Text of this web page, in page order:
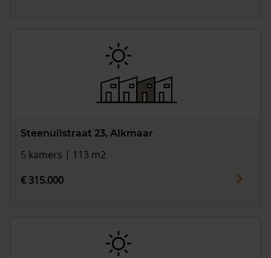
Steenuilstraat 23, Alkmaar
5 kamers | 113 m2
€ 315.000